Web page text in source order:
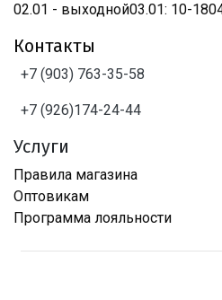
02.01 - выходной03.01: 10-
Контакты
+7 (903) 763-35-58
+7 (926)174-24-44
Услуги
Правила магазина
Оптовикам
Программа лояльности